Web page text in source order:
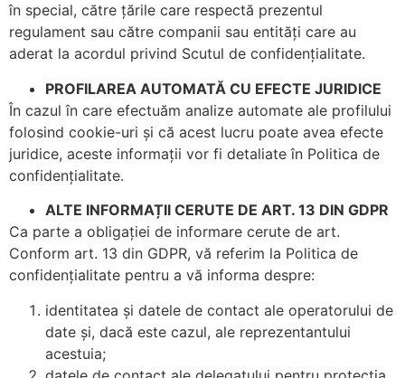
în special, către țările care respectă prezentul
regulament sau către companii sau entități care au
aderat la acordul privind Scutul de confidențialitate.
PROFILAREA AUTOMATĂ CU EFECTE JURIDICE
În cazul în care efectuăm analize automate ale profilului
folosind cookie-uri și că acest lucru poate avea efecte
juridice, aceste informații vor fi detaliate în Politica de
confidențialitate.
ALTE INFORMAȚII CERUTE DE ART. 13 DIN GDPR
Ca parte a obligației de informare cerute de art.
Conform art. 13 din GDPR, vă referim la Politica de
confidențialitate pentru a vă informa despre:
identitatea și datele de contact ale operatorului de
date și, dacă este cazul, ale reprezentantului
acestuia;